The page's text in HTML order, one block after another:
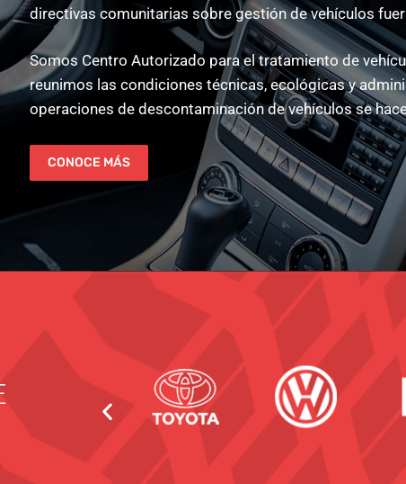
directivas comunitarias sobre gestión de vehículos
Somos Centro Autorizado para el tratamiento de
reunimos las condiciones técnicas, ecológicas y
operaciones de descontaminación de vehículos se
CONOCE MÁS